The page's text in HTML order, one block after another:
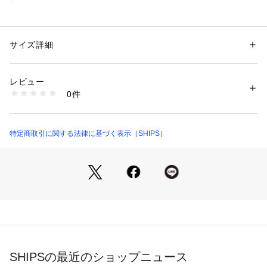
用。
ご家庭の洗濯機でのメンテナンスが可能です。
ツ。
衿のリブを少し太めに設定することにより、上品な印象に見え
るデザインに仕上げています。
光沢感：やや有
性別：メンズ
素材：【チャコールグレー】本体:レーヨン59%、 ポリエステル37%、 ポ
2%、 【その他カラー】本体:レーヨン61%、 ナイロン34%、 ポリウレタ
ン5% リブ:コットン82%、 ポリエステル16%、 ポリウレタン2%
商品番号：1150000037796 （モール）
サイズ詳細
レビュー
0件
特定商取引に関する法律に基づく表示（SHIPS）
SHIPSの最近のショップニュース